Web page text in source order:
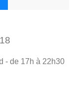
- de 17h à 22h30